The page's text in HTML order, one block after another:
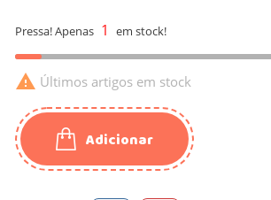
Pressa! Apenas 1 em stock!
 Últimos artigos em stock
Adicionar